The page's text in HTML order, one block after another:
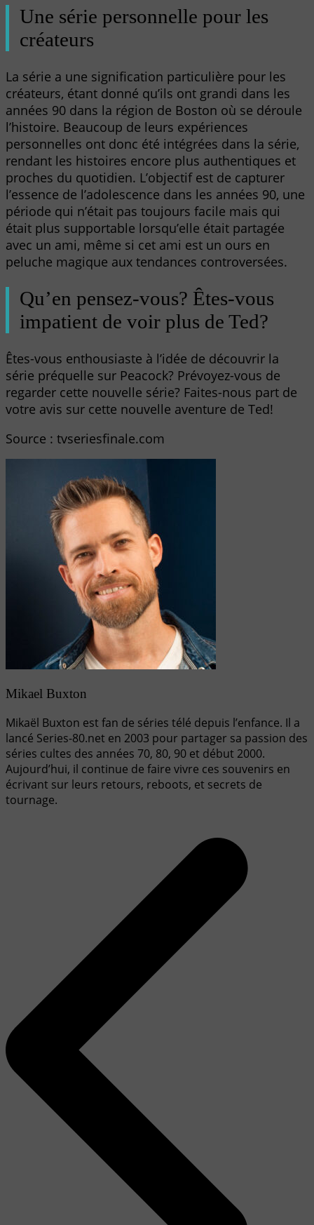
Une série personnelle pour les
créateurs
La série a une signification particulière pour les
créateurs, étant donné qu’ils ont grandi dans les
années 90 dans la région de Boston où se déroule
l’histoire. Beaucoup de leurs expériences
personnelles ont donc été intégrées dans la série,
rendant les histoires encore plus authentiques et
proches du quotidien. L’objectif est de capturer
l’essence de l’adolescence dans les années 90, une
période qui n’était pas toujours facile mais qui
était plus supportable lorsqu’elle était partagée
avec un ami, même si cet ami est un ours en
peluche magique aux tendances controversées.
Qu’en pensez-vous? Êtes-vous
impatient de voir plus de Ted?
Êtes-vous enthousiaste à l’idée de découvrir la
série préquelle sur Peacock? Prévoyez-vous de
regarder cette nouvelle série? Faites-nous part de
votre avis sur cette nouvelle aventure de Ted!
Source : tvseriesfinale.com
Mikael Buxton
Mikaël Buxton est fan de séries télé depuis l’enfance. Il a
lancé Series-80.net en 2003 pour partager sa passion des
séries cultes des années 70, 80, 90 et début 2000.
Aujourd’hui, il continue de faire vivre ces souvenirs en
écrivant sur leurs retours, reboots, et secrets de
tournage.